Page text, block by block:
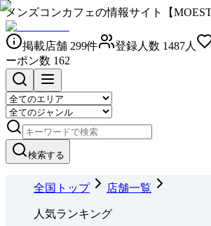
メンズコンカフェの情報サイト【
掲載店舗 299件 登録人数 1487人
ーポン数 162
検索する
全国トップ 店舗一覧
人気ランキング